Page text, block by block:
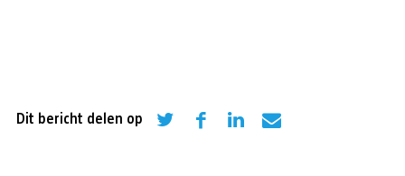
Dit bericht delen op